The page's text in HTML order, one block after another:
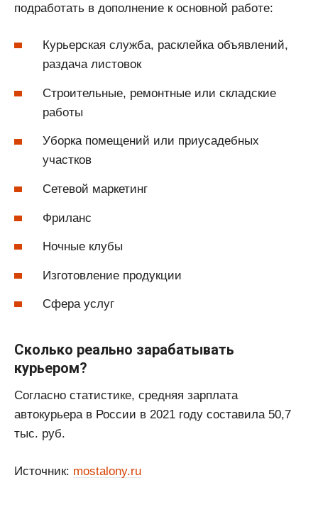
подработать в дополнение к основной работе:
Курьерская служба, расклейка объявлений,
раздача листовок
Строительные, ремонтные или складские
работы
Уборка помещений или приусадебных
участков
Сетевой маркетинг
Фриланс
Ночные клубы
Изготовление продукции
Сфера услуг
Сколько реально зарабатывать
курьером?
Согласно статистике, средняя зарплата
автокурьера в России в 2021 году составила 50,7
тыс. руб.
Источник: mostalony.ru